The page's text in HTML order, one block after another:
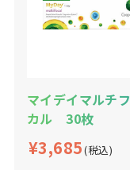
マイデイマルチ
カル 30枚
¥3,685(税込)